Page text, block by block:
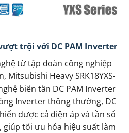
trội với DC PAM Inverter
từ tập đoàn công nghiệp
Mitsubishi Heavy SRK18YXS-
biến tần DC PAM Inverter
Inverter thông thường, DC
được cả điện áp và tần số
giúp tối ưu hóa hiệu suất làm